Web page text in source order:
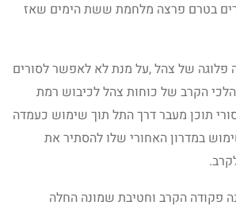
בטרם פרצה מלחמת ששת הימים שאז
פלוגה של צהל ,על מנת לא לאפשר לסורים
הקרב של כוחות צהל לכיבוש רמת
תוכן מעבר דרך התל תוך שימוש כעמדה
במדרון האחורי שלו להסתיר את
ליולי 67 ניתנה פקודה הקרב וחטיבת שמונה החלה